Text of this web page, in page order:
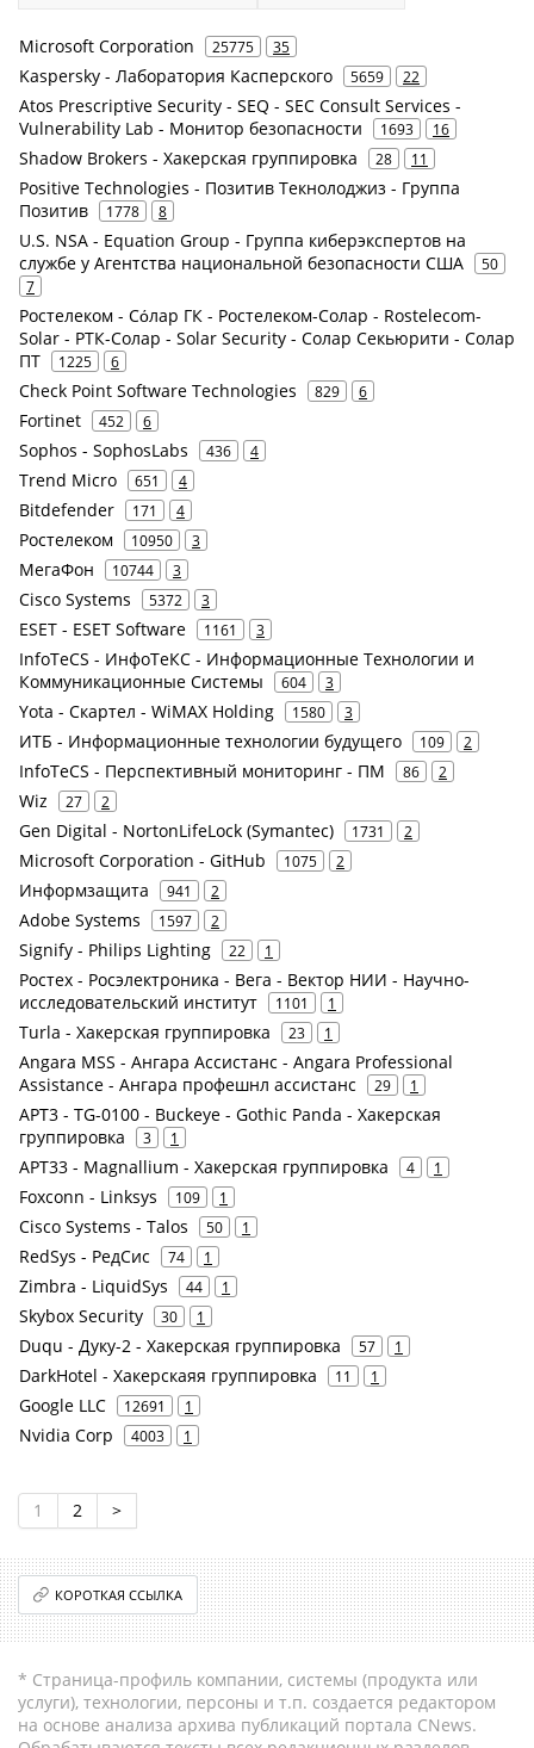
Microsoft Corporation 25775 35
Kaspersky - Лаборатория Касперского 5659 22
Atos Prescriptive Security - SEQ - SEC Consult Services -
Vulnerability Lab - Монитор безопасности
1693 16
Shadow Brokers - Хакерская группировка 28 11
Positive Technologies - Позитив Текнолоджиз - Группа
Позитив
1778 8
U.S. NSA - Equation Group - Группа киберэкспертов на
службе у Агентства национальной безопасности США
50
7
Ростелеком - Сόлар ГК - Ростелеком-Солар - Rostelecom-
Solar - РТК-Солар - Solar Security - Солар Секьюрити - Солар
ПТ
1225 6
Check Point Software Technologies 829 6
Fortinet 452 6
Sophos - SophosLabs 436 4
Trend Micro 651 4
Bitdefender 171 4
Ростелеком 10950 3
МегаФон 10744 3
Cisco Systems 5372 3
ESET - ESET Software 1161 3
InfoTeCS - ИнфоТеКС - Информационные Технологии и
Коммуникационные Системы
604 3
Yota - Скартел - WiMAX Holding 1580 3
ИТБ - Информационные технологии будущего 109 2
InfoTeCS - Перспективный мониторинг - ПМ 86 2
Wiz 27 2
Gen Digital - NortonLifeLock (Symantec) 1731 2
Microsoft Corporation - GitHub 1075 2
Информзащита 941 2
Adobe Systems 1597 2
Signify - Philips Lighting 22 1
Ростех - Росэлектроника - Вега - Вектор НИИ - Научно-
исследовательский институт
1101 1
Turla - Хакерская группировка 23 1
Angara MSS - Ангара Ассистанс - Angara Professional
Assistance - Ангара профешнл ассистанс
29 1
APT3 - TG-0100 - Buckeye - Gothic Panda - Хакерская
группировка
3 1
APT33 - Magnallium - Хакерская группировка 4 1
Foxconn - Linksys 109 1
Cisco Systems - Talos 50 1
RedSys - РедСис 74 1
Zimbra - LiquidSys 44 1
Skybox Security 30 1
Duqu - Дуку-2 - Хакерская группировка 57 1
DarkHotel - Хакерскаяя группировка 11 1
Google LLC 12691 1
Nvidia Corp 4003 1
1 2 >
КОРОТКАЯ ССЫЛКА
* Страница-профиль компании, системы (продукта или
услуги), технологии, персоны и т.п. создается редактором
на основе анализа архива публикаций портала CNews.